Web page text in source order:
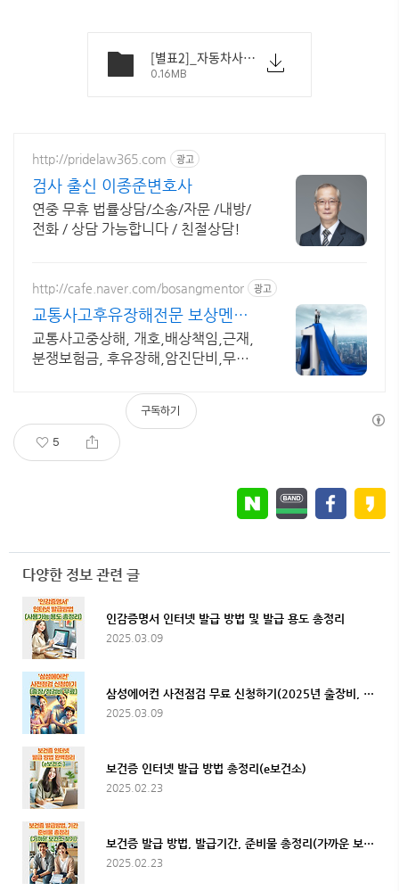
[별표2]_자동차사고부상등급표.pdf
0.16MB
http://pridelaw365.com 광고
검사 출신 이종준변호사
연중 무휴 법률상담/소송/자문 /내방/
전화 / 상담 가능합니다 / 친절상담!
http://cafe.naver.com/bosangmentor 광고
교통사고후유장해전문 보상멘토
교통사고 중상해 보험분쟁해결
교통사고중상해, 개호,배상책임,근재,
분쟁보험금, 후유장해,암진단비,무료
5
구독하기
다양한 정보 관련 글
인감증명서 인터넷 발급 방법 및 발급 용도 총정리
2025.03.09
삼성에어컨 사전점검 무료 신청하기(2025년 출장비, 점검비 무료)
2025.03.09
보건증 인터넷 발급 방법 총정리(e보건소)
2025.02.23
보건증 발급 방법, 발급기간, 준비물 총정리(가까운 보건소 찾기)
2025.02.23